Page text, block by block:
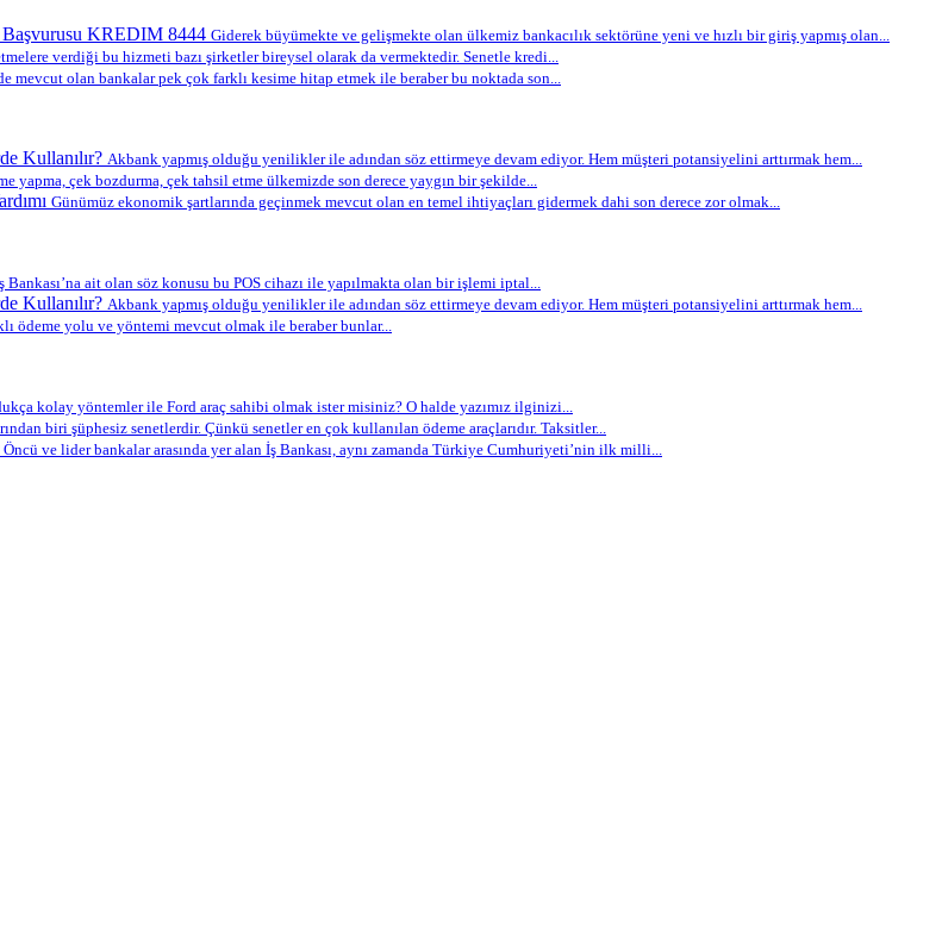
KREDIM 8444 Giderek büyümekte ve gelişmekte olan ülkemiz bankacılık sektörüne yeni ve hızlı bir giriş yapmış olan...
verdiği bu hizmeti bazı şirketler bireysel olarak da vermektedir. Senetle kredi...
mevcut olan bankalar pek çok farklı kesime hitap etmek ile beraber bu noktada son...
Kullanılır? Akbank yapmış olduğu yenilikler ile adından söz ettirmeye devam ediyor. Hem müşteri potansiyelini arttırmak hem...
yapma, çek bozdurma, çek tahsil etme ülkemizde son derece yaygın bir şekilde...
Günümüz ekonomik şartlarında geçinmek mevcut olan en temel ihtiyaçları gidermek dahi son derece zor olmak...
Bankası’na ait olan söz konusu bu POS cihazı ile yapılmakta olan bir işlemi iptal...
Kullanılır? Akbank yapmış olduğu yenilikler ile adından söz ettirmeye devam ediyor. Hem müşteri potansiyelini arttırmak hem...
ödeme yolu ve yöntemi mevcut olmak ile beraber bunlar...
kolay yöntemler ile Ford araç sahibi olmak ister misiniz? O halde yazımız ilginizi...
biri şüphesiz senetlerdir. Çünkü senetler en çok kullanılan ödeme araçlarıdır. Taksitler...
Öncü ve lider bankalar arasında yer alan İş Bankası, aynı zamanda Türkiye Cumhuriyeti’nin ilk milli...